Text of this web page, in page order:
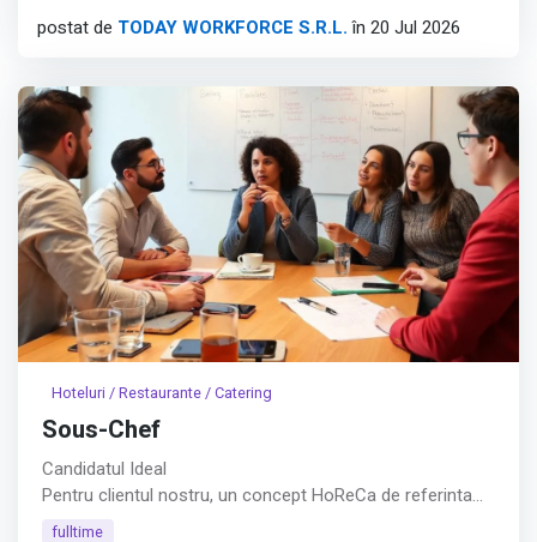
postat de TODAY WORKFORCE S.R.L. în 20 Jul 2026
Hoteluri / Restaurante / Catering
Sous-Chef
Candidatul Ideal
Pentru clientul nostru, un concept HoReCa de referinta
din Bucuresti – (Piata Presei), recrutam Sous-Chef cu rol
fulltime